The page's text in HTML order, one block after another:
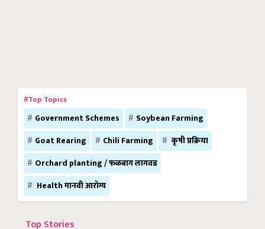
#Top Topics
Government Schemes
Soybean Farming
Goat Rearing
Chili Farming
कृषी प्रक्रिया
Orchard planting / फळबाग लागवड
Health मानवी आरोग्य
Top Stories